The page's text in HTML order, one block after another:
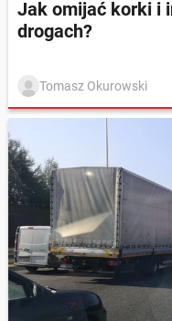
Jak omijać korki i
drogach?
Tomasz Okurowski